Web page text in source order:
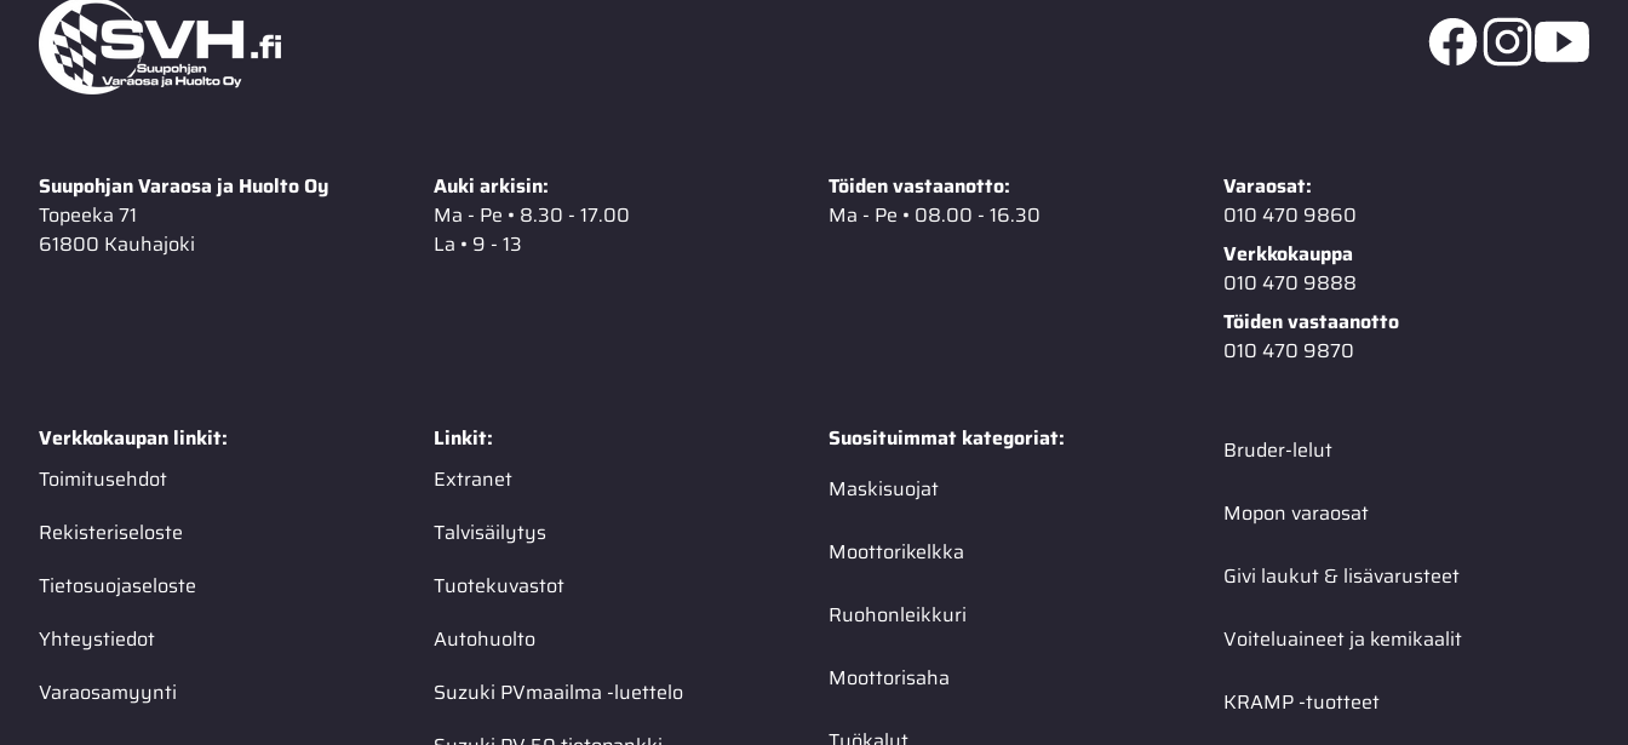
Suupohjan Varaosa ja Huolto Oy
Topeeka 71
61800 Kauhajoki
Auki arkisin:
Ma - Pe • 8.30 - 17.00
La • 9 - 13
Töiden vastaanotto:
Ma - Pe • 08.00 - 16.30
Varaosat:
010 470 9860
Verkkokauppa
010 470 9888
Töiden vastaanotto
010 470 9870
Verkkokaupan linkit:
Toimitusehdot
Rekisteriseloste
Tietosuojaseloste
Yhteystiedot
Varaosamyynti
Linkit:
Extranet
Talvisäilytys
Tuotekuvastot
Autohuolto
Suzuki PVmaailma -luettelo
Suosituimmat kategoriat:
Maskisuojat
Moottorikelkka
Ruohonleikkuri
Moottorisaha
Bruder-lelut
Mopon varaosat
Givi laukut & lisävarusteet
Voiteluaineet ja kemikaalit
KRAMP -tuotteet